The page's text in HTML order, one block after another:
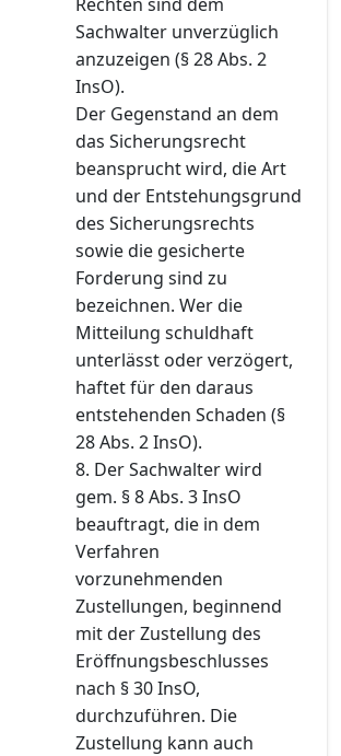
Sachwalter unverzüglich
anzuzeigen (§ 28 Abs. 2
InsO).
Der Gegenstand an dem
das Sicherungsrecht
beansprucht wird, die Art
und der Entstehungsgrund
des Sicherungsrechts
sowie die gesicherte
Forderung sind zu
bezeichnen. Wer die
Mitteilung schuldhaft
unterlässt oder verzögert,
haftet für den daraus
entstehenden Schaden (§
28 Abs. 2 InsO).
8. Der Sachwalter wird
gem. § 8 Abs. 3 InsO
beauftragt, die in dem
Verfahren
vorzunehmenden
Zustellungen, beginnend
mit der Zustellung des
Eröffnungsbeschlusses
nach § 30 InsO,
durchzuführen. Die
Zustellung kann auch